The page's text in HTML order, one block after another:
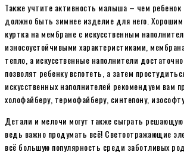
Также учтите активность малыша – чем ребенок
должно быть зимнее изделие для него. Хорошим
куртка на мембране с искусственным
износоустойчивыми характеристиками,
тепло, а искусственные наполнители
позволят ребенку вспотеть, а затем
искусственных наполнителей рекомендуем вам
холофайберу, термофайберу, синтепону,
Детали и мелочи могут также сыграть решающую
ведь важно продумать всё! Светоотражающие
всё большую популярность среди заботливых